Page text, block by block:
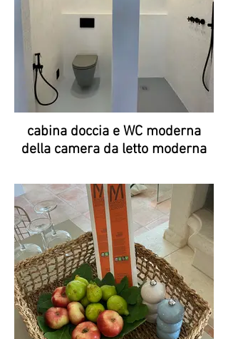
cabina doccia e WC moderna
della camera da letto moderna